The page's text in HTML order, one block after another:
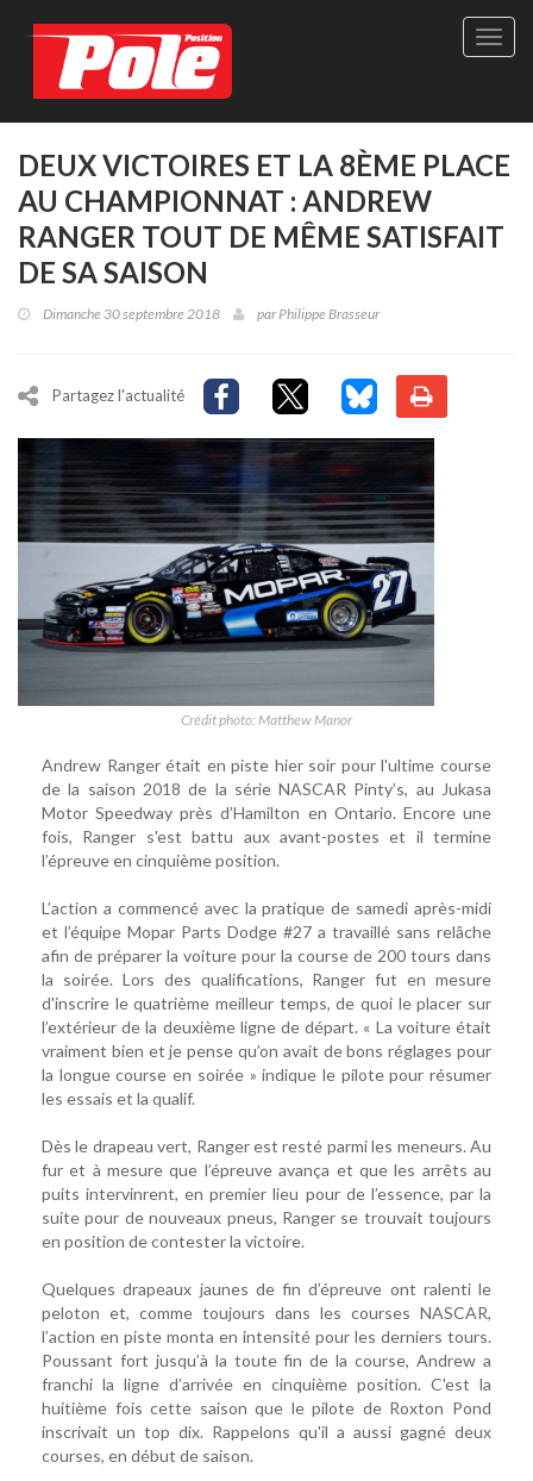
Site
-
seul
DEUX VICTOIRES ET LA 8ÈME PLACE
AU CHAMPIONNAT : ANDREW
RANGER TOUT DE MÊME SATISFAIT
DE SA SAISON
Dimanche 30 septembre 2018 parPhilippe Brasseur
Partagez l'actualité
Crédit photo: Matthew Manor
Andrew Ranger était en piste hier soir pour l'ultime course
de la saison 2018 de la série NASCAR Pinty’s, au Jukasa
Motor Speedway près d’Hamilton en Ontario. Encore une
fois, Ranger s'est battu aux avant-postes et il termine
l’épreuve en cinquième position.
L’action a commencé avec la pratique de samedi après-midi
et l’équipe Mopar Parts Dodge #27 a travaillé sans relâche
afin de préparer la voiture pour la course de 200 tours dans
la soirée. Lors des qualifications, Ranger fut en mesure
d'inscrire le quatrième meilleur temps, de quoi le placer sur
l’extérieur de la deuxième ligne de départ. « La voiture était
vraiment bien et je pense qu’on avait de bons réglages pour
la longue course en soirée » indique le pilote pour résumer
les essais et la qualif.
Dès le drapeau vert, Ranger est resté parmi les meneurs. Au
fur et à mesure que l’épreuve avança et que les arrêts au
puits intervinrent, en premier lieu pour de l’essence, par la
suite pour de nouveaux pneus, Ranger se trouvait toujours
en position de contester la victoire.
Quelques drapeaux jaunes de fin d’épreuve ont ralenti le
peloton et, comme toujours dans les courses NASCAR,
l’action en piste monta en intensité pour les derniers tours.
Poussant fort jusqu’à la toute fin de la course, Andrew a
franchi la ligne d’arrivée en cinquième position. C'est la
huitième fois cette saison que le pilote de Roxton Pond
inscrivait un top dix. Rappelons qu'il a aussi gagné deux
courses, en début de saison.